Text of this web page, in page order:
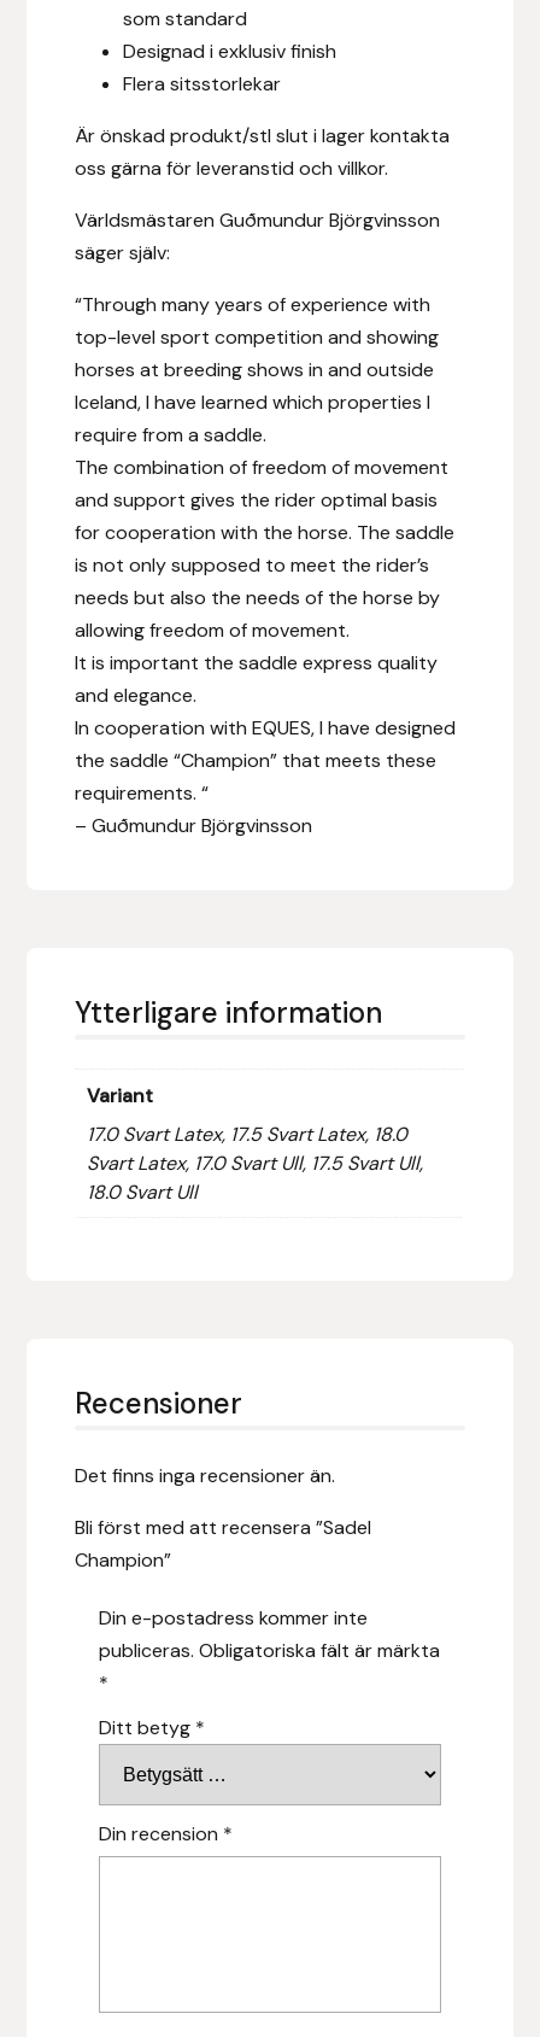
som standard
Designad i exklusiv finish
Flera sitsstorlekar
Är önskad produkt/stl slut i lager kontakta
oss gärna för leveranstid och villkor.
Världsmästaren Guðmundur Björgvinsson
säger själv:
“Through many years of experience with
top-level sport competition and showing
horses at breeding shows in and outside
Iceland, I have learned which properties I
require from a saddle.
The combination of freedom of movement
and support gives the rider optimal basis
for cooperation with the horse. The saddle
is not only supposed to meet the rider’s
needs but also the needs of the horse by
allowing freedom of movement.
It is important the saddle express quality
and elegance.
In cooperation with EQUES, I have designed
the saddle “Champion” that meets these
requirements. “
– Guðmundur Björgvinsson
Ytterligare information
Variant
17.0 Svart Latex, 17.5 Svart Latex, 18.0
Svart Latex, 17.0 Svart Ull, 17.5 Svart Ull,
18.0 Svart Ull
Recensioner
Det finns inga recensioner än.
Bli först med att recensera ”Sadel
Champion”
Din e-postadress kommer inte
publiceras. Obligatoriska fält är märkta
*
Ditt betyg *
Din recension *
Furminator
Globus Sport
Hansbo Sport
Hesta Gallery
Horse Guard
HRÍMNIR
Iceland Pet
Islensk.is
J&S Saddlery
Källquist Equestrian
Karlslund
Leovet
Mias Ridsport
Mountain Horse